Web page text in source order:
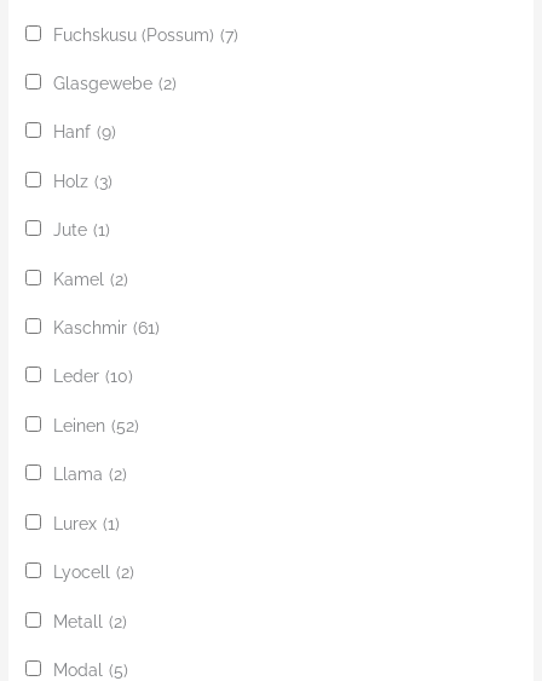
Fuchskusu (Possum) (7)
Glasgewebe (2)
Hanf (9)
Holz (3)
Jute (1)
Kamel (2)
Kaschmir (61)
Leder (10)
Leinen (52)
Llama (2)
Lurex (1)
Lyocell (2)
Metall (2)
Modal (5)